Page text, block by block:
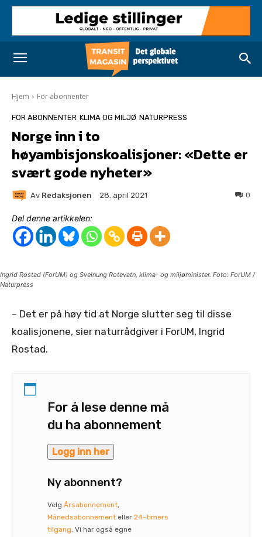
Hjem For abonnenter
FOR ABONNENTER KLIMA OG MILJØ NATURPRESS
Norge inn i to
høyambisjonskoalisjoner: «Dette er
svært gode nyheter»
Av Redaksjonen 28. april 2021 0
Del denne artikkelen:
Ingrid Rostad (ForUM) og Sveinung Rotevatn, klima- og miljøminister. Foto: ForUM /
Naturpress
– Det er på høy tid at Norge slutter seg til disse
koalisjonene, sier naturrådgiver i ForUM, Ingrid
Rostad.
For å lese denne må
du ha abonnement
Logg inn her
Ny abonnent?
Velg Årsabonnement,
Månedsabonnement eller 24-timers
tilgang. Vi har også egne